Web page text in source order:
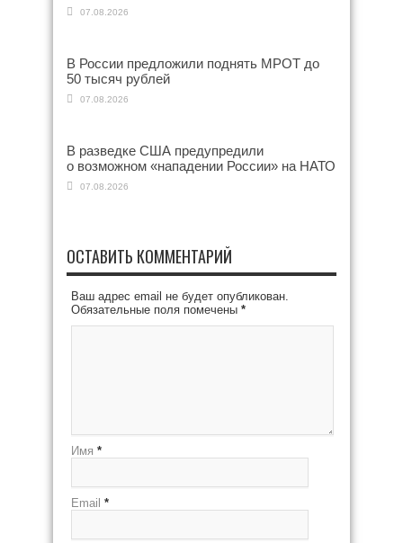
07.08.2026
В России предложили поднять МРОТ до
50 тысяч рублей
07.08.2026
В разведке США предупредили
о возможном «нападении России» на НАТО
07.08.2026
ОСТАВИТЬ КОММЕНТАРИЙ
Ваш адрес email не будет опубликован.
Обязательные поля помечены *
Имя *
Email *